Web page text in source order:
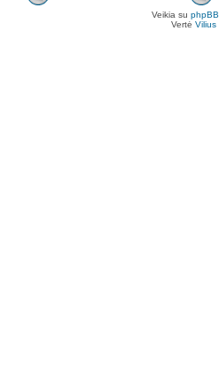
Veikia su phpBB
Vertė Vilius